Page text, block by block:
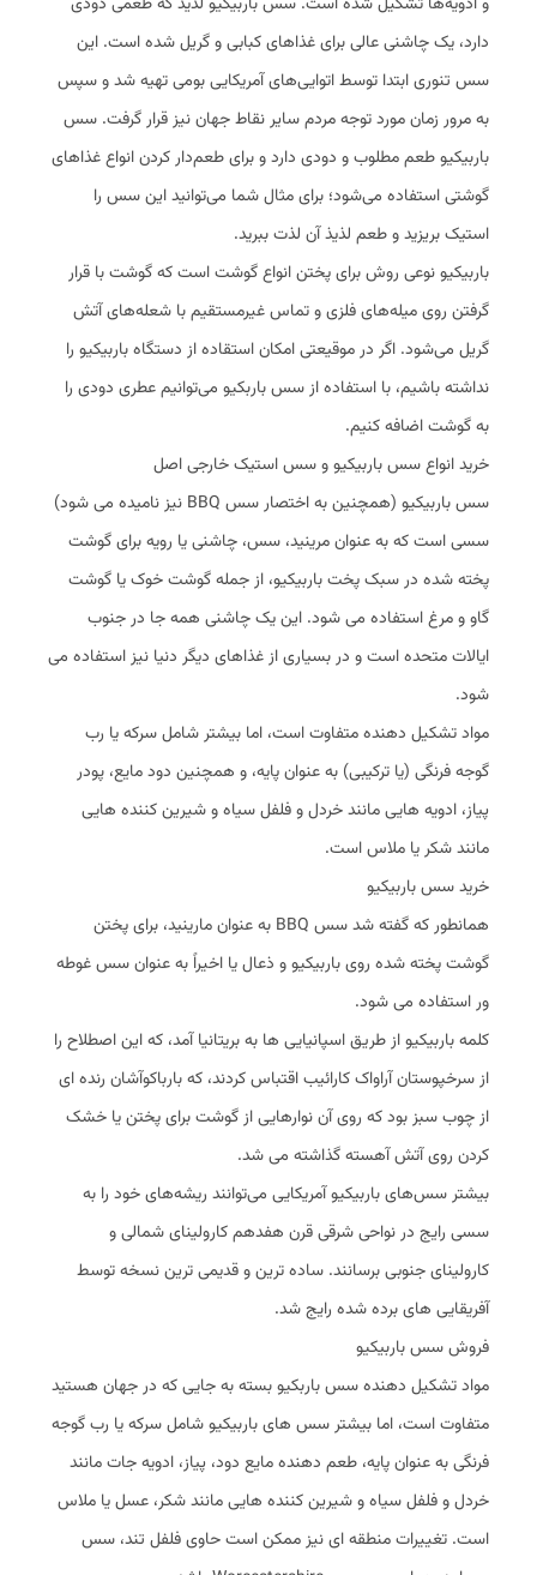
دارد، یک چاشنی عالی برای غذاهای کبابی و گریل شده است. این
سس تنوری ابتدا توسط اتوایی‌های آمریکایی بومی تهیه شد و سپس
به مرور زمان مورد توجه مردم سایر نقاط جهان نیز قرار گرفت. سس
باربیکیو طعم مطلوب و دودی دارد و برای طعم‌دار کردن انواع غذاهای
گوشتی استفاده می‌شود؛ برای مثال شما می‌توانید این سس را
استیک بریزید و طعم لذیذ آن لذت ببرید.
باربیکیو نوعی روش برای پختن انواع گوشت است که گوشت با قرار
گرفتن روی میله‌های فلزی و تماس غیر‌مستقیم با شعله‌های آتش
گریل می‌شود. اگر در موقیعتی امکان استقاده از دستگاه باربیکیو را
نداشته باشیم، با استفاده از سس باربکیو می‌توانیم عطری دودی را
به گوشت اضافه کنیم.
خرید انواع سس باربیکیو و سس استیک خارجی اصل
سس باربیکیو (همچنین به اختصار سس BBQ نیز نامیده می شود)
سسی است که به عنوان مرینید، سس، چاشنی یا رویه برای گوشت
پخته شده در سبک پخت باربیکیو، از جمله گوشت خوک یا گوشت
گاو و مرغ استفاده می شود. این یک چاشنی همه جا در جنوب
ایالات متحده است و در بسیاری از غذاهای دیگر دنیا نیز استفاده می
شود.
مواد تشکیل دهنده متفاوت است، اما بیشتر شامل سرکه یا رب
گوجه فرنگی (یا ترکیبی) به عنوان پایه، و همچنین دود مایع، پودر
پیاز، ادویه هایی مانند خردل و فلفل سیاه و شیرین کننده هایی
مانند شکر یا ملاس است.
خرید سس باربیکیو
همانطور که گفته شد سس BBQ به عنوان مارینید، برای پختن
گوشت پخته شده روی باربیکیو و ذعال یا اخیراً به عنوان سس غوطه
ور استفاده می شود.
کلمه باربیکیو از طریق اسپانیایی ها به بریتانیا آمد، که این اصطلاح را
از سرخپوستان آراواک کارائیب اقتباس کردند، که بارباکوآشان رنده ای
از چوب سبز بود که روی آن نوارهایی از گوشت برای پختن یا خشک
کردن روی آتش آهسته گذاشته می شد.
بیشتر سس‌های باربیکیو آمریکایی می‌توانند ریشه‌های خود را به
سسی رایج در نواحی شرقی قرن هفدهم کارولینای شمالی و
کارولینای جنوبی برسانند. ساده ترین و قدیمی ترین نسخه توسط
آفریقایی های برده شده رایج شد.
فروش سس باربیکیو
مواد تشکیل دهنده سس باربکیو بسته به جایی که در جهان هستید
متفاوت است، اما بیشتر سس های باربیکیو شامل سرکه یا رب گوجه
فرنگی به عنوان پایه، طعم دهنده مایع دود، پیاز، ادویه جات مانند
خردل و فلفل سیاه و شیرین کننده هایی مانند شکر، عسل یا ملاس
است. تغییرات منطقه ای نیز ممکن است حاوی فلفل تند، سس